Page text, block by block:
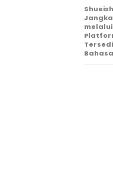
melalui
Bahasa